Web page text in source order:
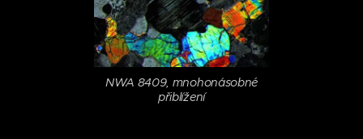
NWA 8409, mnohonásobné
přiblížení